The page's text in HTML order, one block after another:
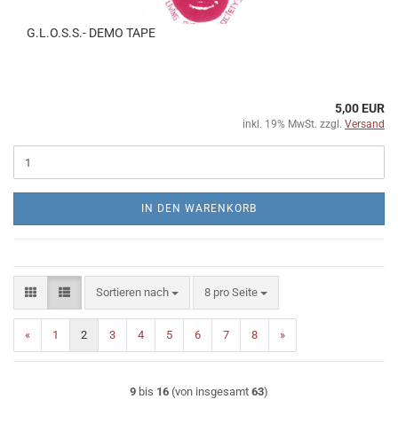
G.L.O.S.S.- DEMO TAPE
5,00 EUR
inkl. 19% MwSt. zzgl. Versand
IN DEN WARENKORB
Sortieren nach
Sortieren nach 8 pro Seite
pro Seite
« 1 2 3 4 5 6 7 8 »
9 bis 16 (von insgesamt 63)